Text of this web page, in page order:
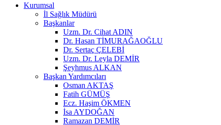
Kurumsal
İl Sağlık Müdürü
Başkanlar
Uzm. Dr. Cihat ADIN
Dr. Hasan TİMURAĞAOĞLU
Dr. Sertaç ÇELEBİ
Uzm. Dr. Leyla DEMİR
Şeyhmus ALKAN
Başkan Yardımcıları
Osman AKTAŞ
Fatih GÜMÜŞ
Ecz. Haşim ÖKMEN
İsa AYDOĞAN
Ramazan DEMİR